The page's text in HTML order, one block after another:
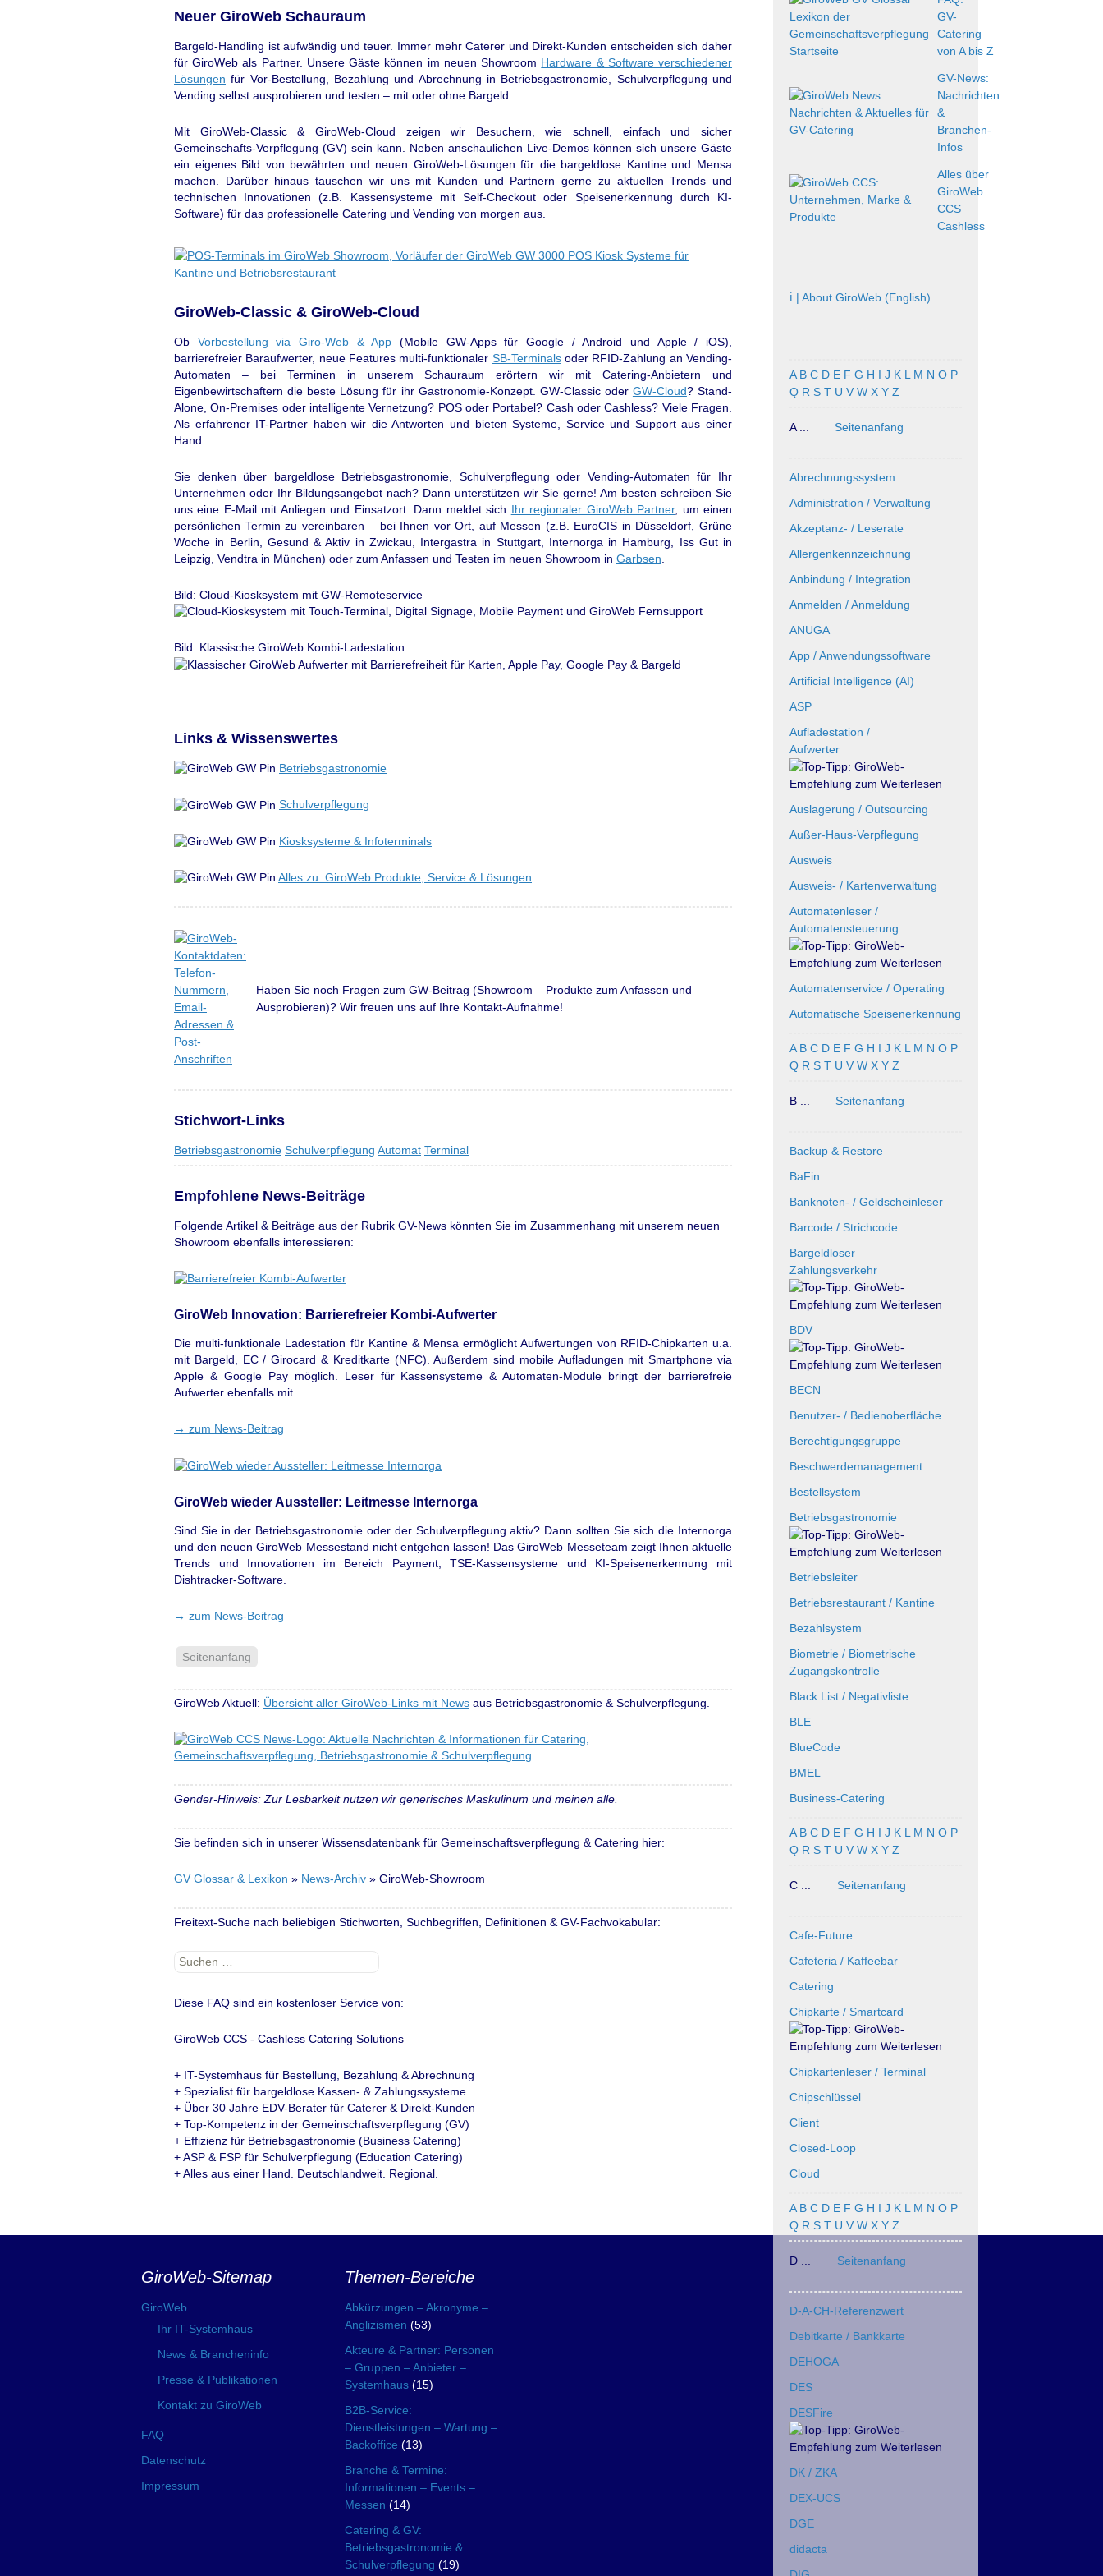
Neuer GiroWeb Schauraum
Bargeld-Handling ist aufwändig und teuer. Immer mehr Caterer und Direkt-Kunden entscheiden sich daher
für GiroWeb als Partner. Unsere Gäste können im neuen Showroom Hardware & Software verschiedener
Lösungen für Vor-Bestellung, Bezahlung und Abrechnung in Betriebsgastronomie, Schulverpflegung und
Vending selbst ausprobieren und testen – mit oder ohne Bargeld.
Mit GiroWeb-Classic & GiroWeb-Cloud zeigen wir Besuchern, wie schnell, einfach und sicher
Gemeinschafts-Verpflegung (GV) sein kann. Neben anschaulichen Live-Demos können sich unsere Gäste
ein eigenes Bild von bewährten und neuen GiroWeb-Lösungen für die bargeldlose Kantine und Mensa
machen. Darüber hinaus tauschen wir uns mit Kunden und Partnern gerne zu aktuellen Trends und
technischen Innovationen (z.B. Kassensysteme mit Self-Checkout oder Speisenerkennung durch KI-
Software) für das professionelle Catering und Vending von morgen aus.
GiroWeb-Classic & GiroWeb-Cloud
Ob Vorbestellung via Giro-Web & App (Mobile GW-Apps für Google / Android und Apple / iOS),
barrierefreier Baraufwerter, neue Features multi-funktionaler SB-Terminalsoder RFID-Zahlung an Vending-
Automaten – bei Terminen in unserem Schauraum erörtern wir mit Catering-Anbietern und
Eigenbewirtschaftern die beste Lösung für ihr Gastronomie-Konzept. GW-Classic oder GW-Cloud? Stand-
Alone, On-Premises oder intelligente Vernetzung? POS oder Portabel? Cash oder Cashless? Viele Fragen.
Als erfahrener IT-Partner haben wir die Antworten und bieten Systeme, Service und Support aus einer
Hand.
Sie denken über bargeldlose Betriebsgastronomie, Schulverpflegung oder Vending-Automaten für Ihr
Unternehmen oder Ihr Bildungsangebot nach? Dann unterstützen wir Sie gerne! Am besten schreiben Sie
uns eine E-Mail mit Anliegen und Einsatzort. Dann meldet sich
Ihr regionaler GiroWeb Partner, um einen
persönlichen Termin zu vereinbaren – bei Ihnen vor Ort, auf Messen (z.B. EuroCIS in Düsseldorf, Grüne
Woche in Berlin, Gesund & Aktiv in Zwickau, Intergastra in Stuttgart, Internorga in Hamburg, Iss Gut in
Leipzig, Vendtra in München) oder zum Anfassen und Testen im neuen Showroom in Garbsen.
Bild: Cloud-Kiosksystem mit GW-Remoteservice
Bild: Klassische GiroWeb Kombi-Ladestation
Links & Wissenswertes
Betriebsgastronomie
Schulverpflegung
Kiosksysteme & Infoterminals
Alles zu: GiroWeb Produkte, Service & Lösungen
Haben Sie noch Fragen zum GW-Beitrag (Showroom – Produkte zum Anfassen und
Ausprobieren)? Wir freuen uns auf Ihre Kontakt-Aufnahme!
Stichwort-Links
Betriebsgastronomie Schulverpflegung Automat Terminal
Empfohlene News-Beiträge
Folgende Artikel & Beiträge aus der Rubrik GV-News könnten Sie im Zusammenhang mit unserem neuen
Showroom ebenfalls interessieren:
GiroWeb Innovation: Barrierefreier Kombi-Aufwerter
Die multi-funktionale Ladestation für Kantine & Mensa ermöglicht Aufwertungen von RFID-Chipkarten u.a.
mit Bargeld, EC / Girocard & Kreditkarte (NFC). Außerdem sind mobile Aufladungen mit Smartphone via
Apple & Google Pay möglich. Leser für Kassensysteme & Automaten-Module bringt der barrierefreie
Aufwerter ebenfalls mit.
→ zum News-Beitrag
GiroWeb wieder Aussteller: Leitmesse Internorga
Sind Sie in der Betriebsgastronomie oder der Schulverpflegung aktiv? Dann sollten Sie sich die Internorga
und den neuen GiroWeb Messestand nicht entgehen lassen! Das GiroWeb Messeteam zeigt Ihnen aktuelle
Trends und Innovationen im Bereich Payment, TSE-Kassensysteme und KI-Speisenerkennung mit
Dishtracker-Software.
→ zum News-Beitrag
Seitenanfang
GiroWeb Aktuell: Übersicht aller GiroWeb-Links mit News aus Betriebsgastronomie & Schulverpflegung.
Gender-Hinweis: Zur Lesbarkeit nutzen wir generisches Maskulinum und meinen alle.
Sie befinden sich in unserer Wissensdatenbank für Gemeinschaftsverpflegung & Catering hier:
GV Glossar & Lexikon » News-Archiv » GiroWeb-Showroom
Freitext-Suche nach beliebigen Stichworten, Suchbegriffen, Definitionen & GV-Fachvokabular:
Suchen
Diese FAQ sind ein kostenloser Service von:
GiroWeb CCS - Cashless Catering Solutions
+ IT-Systemhaus für Bestellung, Bezahlung & Abrechnung
+ Spezialist für bargeldlose Kassen- & Zahlungssysteme
+ Über 30 Jahre EDV-Berater für Caterer & Direkt-Kunden
+ Top-Kompetenz in der Gemeinschaftsverpflegung (GV)
+ Effizienz für Betriebsgastronomie (Business Catering)
+ ASP & FSP für Schulverpflegung (Education Catering)
+ Alles aus einer Hand. Deutschlandweit. Regional.
GV-
Catering
von A bis Z
GV-News:
Nachrichten
&
Branchen-
Infos
Alles über
GiroWeb
CCS
Cashless
ℹ️ | About GiroWeb (English)
A B C D E F G H I J K L M N O P
Q R S T U V W X Y Z
A ... Seitenanfang
Abrechnungssystem
Administration / Verwaltung
Akzeptanz- / Leserate
Allergenkennzeichnung
Anbindung / Integration
Anmelden / Anmeldung
ANUGA
App / Anwendungssoftware
Artificial Intelligence (AI)
ASP
Aufladestation /
Aufwerter
Auslagerung / Outsourcing
Außer-Haus-Verpflegung
Ausweis
Ausweis- / Kartenverwaltung
Automatenleser /
Automatensteuerung
Automatenservice / Operating
Automatische Speisenerkennung
A B C D E F G H I J K L M N O P
Q R S T U V W X Y Z
B ... Seitenanfang
Backup & Restore
BaFin
Banknoten- / Geldscheinleser
Barcode / Strichcode
Bargeldloser
Zahlungsverkehr
BDV
BECN
Benutzer- / Bedienoberfläche
Berechtigungsgruppe
Beschwerdemanagement
Bestellsystem
Betriebsgastronomie
Betriebsleiter
Betriebsrestaurant / Kantine
Bezahlsystem
Biometrie / Biometrische
Zugangskontrolle
Black List / Negativliste
BLE
BlueCode
BMEL
Business-Catering
A B C D E F G H I J K L M N O P
Q R S T U V W X Y Z
C ... Seitenanfang
Cafe-Future
Cafeteria / Kaffeebar
Catering
Chipkarte / Smartcard
Chipkartenleser / Terminal
Chipschlüssel
Client
Closed-Loop
Cloud
A B C D E F G H I J K L M N O P
Q R S T U V W X Y Z
D ... Seitenanfang
D-A-CH-Referenzwert
Debitkarte / Bankkarte
DEHOGA
DES
DESFire
DK / ZKA
DEX-UCS
DGE
didacta
GiroWeb-Sitemap
GiroWeb
Ihr IT-Systemhaus
News & Brancheninfo
Presse & Publikationen
Kontakt zu GiroWeb
FAQ
Datenschutz
Impressum
Themen-Bereiche
Abkürzungen – Akronyme –
Anglizismen (53)
Akteure & Partner: Personen
– Gruppen – Anbieter –
Systemhaus (15)
B2B-Service:
Dienstleistungen – Wartung –
Backoffice (13)
Branche & Termine:
Informationen – Events –
Messen (14)
Catering & GV:
Betriebsgastronomie &
Schulverpflegung (19)